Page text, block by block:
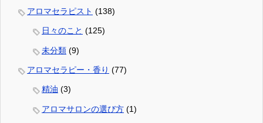
アロマセラピスト (138)
日々のこと (125)
未分類 (9)
アロマセラピー・香り (77)
精油 (3)
アロマサロンの選び方 (1)